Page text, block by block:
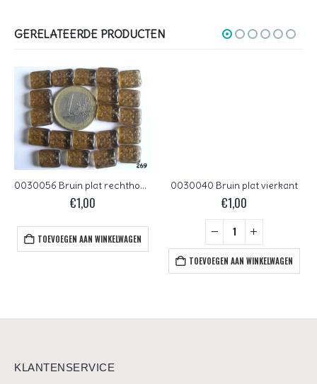
GERELATEERDE PRODUCTEN
0030056 Bruin plat rechthoekig 20 Pc.
€1,00
TOEVOEGEN AAN WINKELWAGEN
0030040 Bruin plat vierkant
€1,00
TOEVOEGEN AAN WINKELWAGEN
KLANTENSERVICE